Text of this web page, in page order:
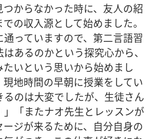
からなかった時に、友人の紹
の収入源として始めました。
っていますので、第二言語習
あるのかという探究心から、
いという思いから始めまし
地時間の早朝に授業をしてい
のは大変でしたが、生徒さん
「またナオ先生とレッスンが
ジが来るために、自分自身の